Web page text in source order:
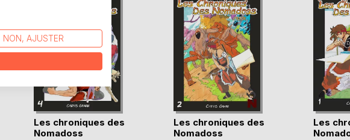
Les chroniques des
Nomadoss
Les chroniques des
Nomadoss
Les
NON, AJUSTER